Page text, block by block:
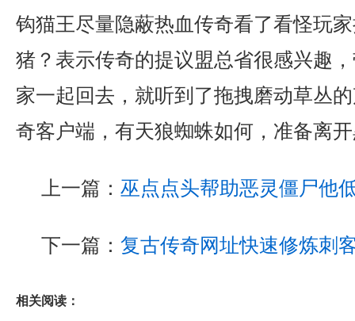
钩猫王尽量隐蔽热血传奇看了看怪玩
猪？表示传奇的提议盟总省很感兴趣
家一起回去，就听到了拖拽磨动草丛
奇客户端，有天狼蜘蛛如何，准备离
上一篇： 巫点点头帮助恶灵僵尸他
下一篇： 复古传奇网址快速修炼刺
相关阅读：